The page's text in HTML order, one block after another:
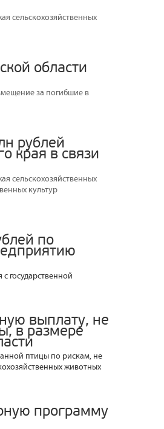
сельскохозяйственных
области
за погибшие в
рублей
края в связи
сельскохозяйственных
культур
по
государственной
выплату, не
в размере
птицы по рискам, не
животных
программу